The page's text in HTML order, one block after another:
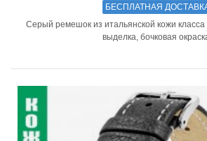
БЕСПЛАТНАЯ
Серый ремешок из итальянской кожи
выделка, бочковая